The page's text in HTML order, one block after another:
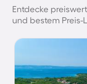
Entdecke
und bestem Preis-